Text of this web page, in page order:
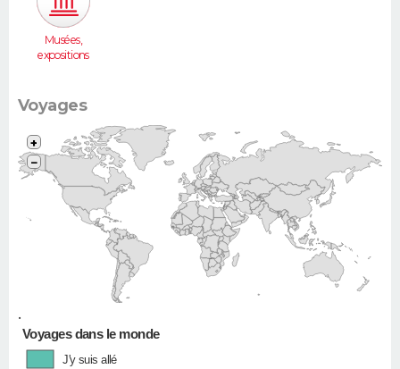
Musées,
expositions
Voyages
•
+
−
Voyages dans le monde
J'y suis allé